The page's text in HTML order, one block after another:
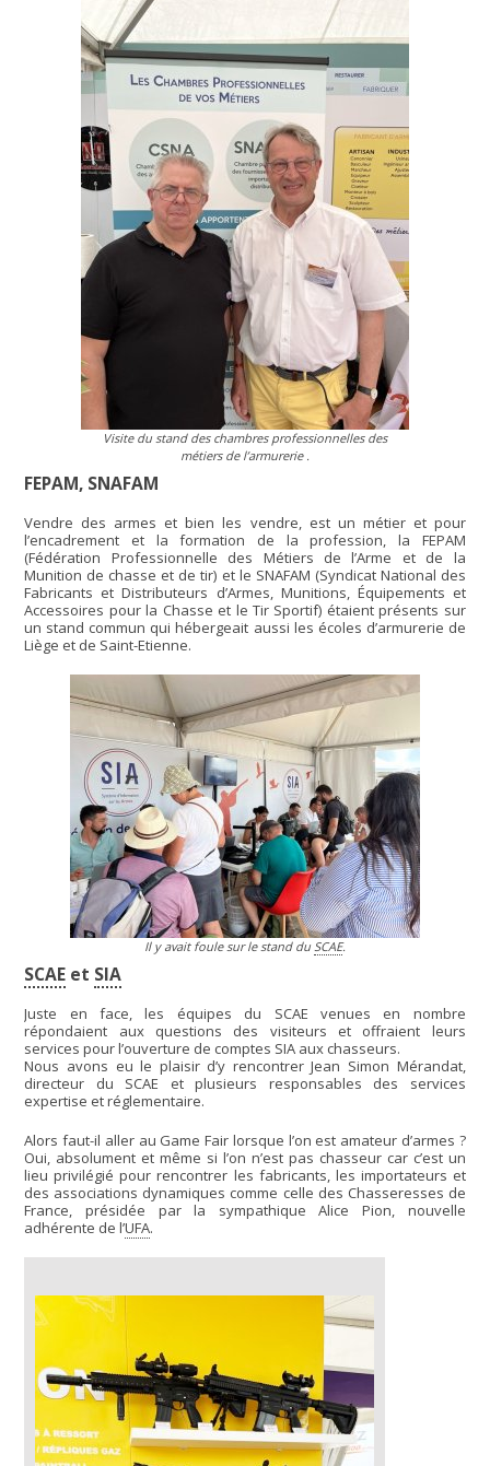
Visite du stand des chambres professionnelles des
métiers de l’armurerie .
FEPAM, SNAFAM
Vendre des armes et bien les vendre, est un métier et pour
l’encadrement et la formation de la profession, la FEPAM
(Fédération Professionnelle des Métiers de l’Arme et de la
Munition de chasse et de tir) et le SNAFAM (Syndicat National des
Fabricants et Distributeurs d’Armes, Munitions, Équipements et
Accessoires pour la Chasse et le Tir Sportif) étaient présents sur
un stand commun qui hébergeait aussi les écoles d’armurerie de
Liège et de Saint-Etienne.
Il y avait foule sur le stand duSCAE.
SCAE et SIA
Juste en face, les équipes du SCAE venues en nombre
répondaient aux questions des visiteurs et offraient leurs
services pour l’ouverture de comptes SIA aux chasseurs.
Nous avons eu le plaisir d’y rencontrer Jean Simon Mérandat,
directeur du SCAE et plusieurs responsables des services
expertise et réglementaire.
Alors faut-il aller au Game Fair lorsque l’on est amateur d’armes ?
Oui, absolument et même si l’on n’est pas chasseur car c’est un
lieu privilégié pour rencontrer les fabricants, les importateurs et
des associations dynamiques comme celle des Chasseresses de
France, présidée par la sympathique Alice Pion, nouvelle
adhérente de l’UFA.